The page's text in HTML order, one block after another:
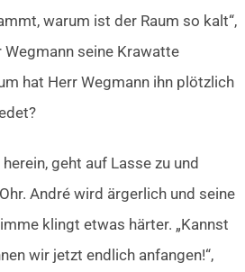
warum ist der Raum so kalt“,
Wegmann seine Krawatte
hat Herr Wegmann ihn plötzlich
geht auf Lasse zu und
André wird ärgerlich und seine
klingt etwas härter. „Kannst
wir jetzt endlich anfangen!“,